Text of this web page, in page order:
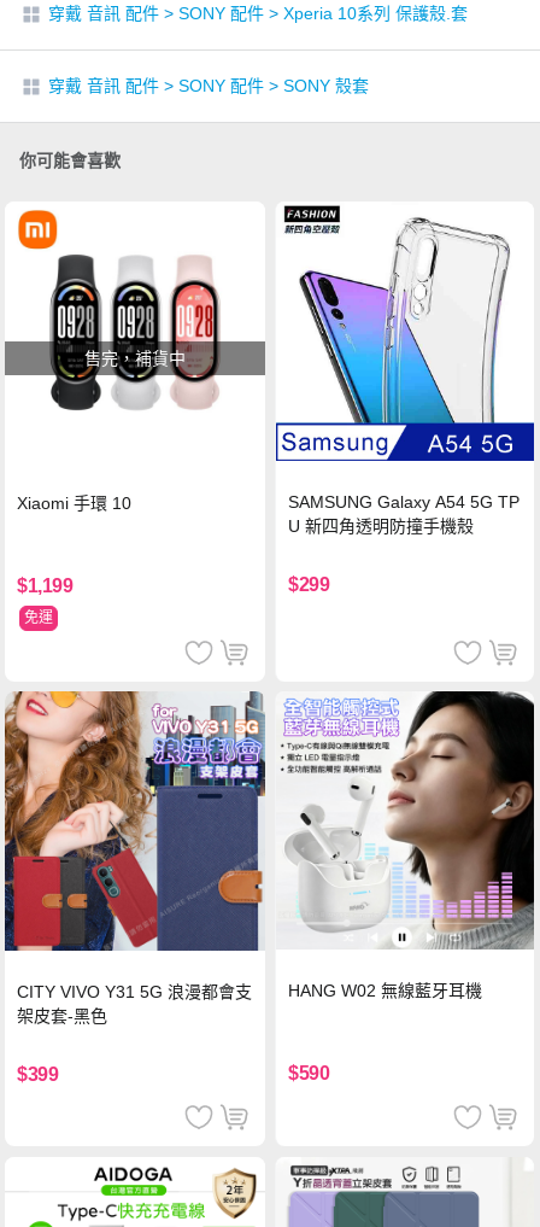
穿戴 音訊 配件 > SONY 配件 > Xperia 10系列 保護殼.套
穿戴 音訊 配件 > SONY 配件 > SONY 殼套
你可能會喜歡
售完，補貨中
Xiaomi 手環 10
$1,199
免運
SAMSUNG Galaxy A54 5G TP
U 新四角透明防撞手機殼
$299
CITY VIVO Y31 5G 浪漫都會支
架皮套-黑色
$399
HANG W02 無線藍牙耳機
$590